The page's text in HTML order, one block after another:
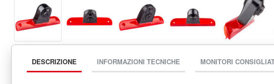
DESCRIZIONE INFORMAZIONI TECNICHE MONITORI